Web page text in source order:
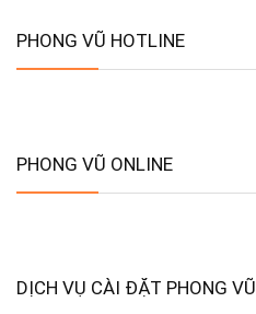
PHONG VŨ HOTLINE
PHONG VŨ ONLINE
DỊCH VỤ CÀI ĐẶT PHONG VŨ